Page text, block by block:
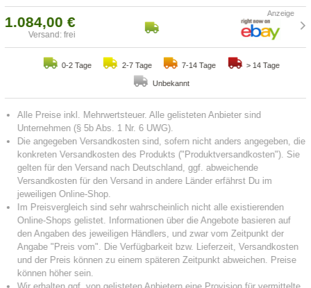
1.084,00 €
Versand: frei
0-2 Tage 2-7 Tage 7-14 Tage > 14 Tage
Unbekannt